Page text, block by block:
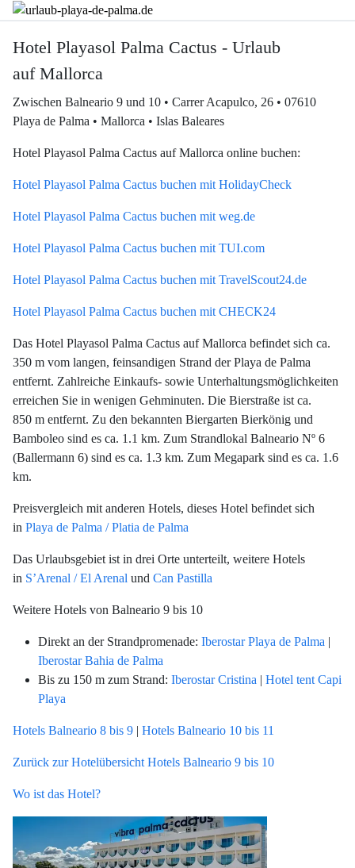
Hotel Playasol Palma Cactus - Urlaub
auf Mallorca
Zwischen Balneario 9 und 10 • Carrer Acapulco, 26 • 07610
Playa de Palma • Mallorca • Islas Baleares
Hotel Playasol Palma Cactus auf Mallorca online buchen:
Hotel Playasol Palma Cactus buchen mit HolidayCheck
Hotel Playasol Palma Cactus buchen mit weg.de
Hotel Playasol Palma Cactus buchen mit TUI.com
Hotel Playasol Palma Cactus buchen mit TravelScout24.de
Hotel Playasol Palma Cactus buchen mit CHECK24
Das Hotel Playasol Palma Cactus auf Mallorca befindet sich ca.
350 m vom langen, feinsandigen Strand der Playa de Palma
entfernt. Zahlreiche Einkaufs- sowie Unterhaltungsmöglichkeiten
erreichen Sie in wenigen Gehminuten. Die Bierstraße ist ca.
850 m entfernt. Zu den bekannten Biergarten Bierkönig und
Bamboleo sind es ca. 1.1 km. Zum Strandlokal Balneario Nº 6
(Ballermann 6) sind es ca. 1.3 km. Zum Megapark sind es ca. 1.6
km.
Preisvergleich mit anderen Hotels, dieses Hotel befindet sich
in Playa de Palma / Platia de Palma
Das Urlaubsgebiet ist in drei Orte unterteilt, weitere Hotels
in S’Arenal / El Arenal und Can Pastilla
Weitere Hotels von Balneario 9 bis 10
Direkt an der Strandpromenade: Iberostar Playa de Palma |
Iberostar Bahia de Palma
Bis zu 150 m zum Strand: Iberostar Cristina | Hotel tent Capi
Playa
Hotels Balneario 8 bis 9 | Hotels Balneario 10 bis 11
Zurück zur Hotelübersicht Hotels Balneario 9 bis 10
Wo ist das Hotel?